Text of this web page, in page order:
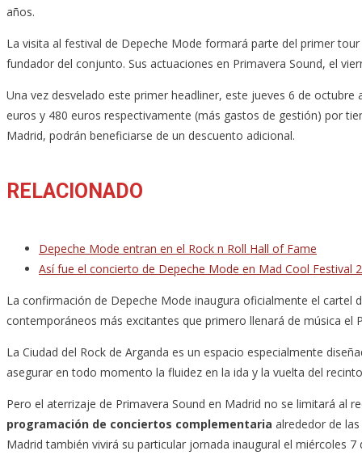
años.
La visita al festival de Depeche Mode formará parte del primer
fundador del conjunto. Sus actuaciones en Primavera Sound, el
Una vez desvelado este primer headliner, este jueves 6 de
euros y 480 euros respectivamente (más gastos de gestión) por
Madrid, podrán beneficiarse de un descuento adicional.
RELACIONADO
Depeche Mode entran en el Rock n Roll Hall of Fame
Así fue el concierto de Depeche Mode en Mad Cool Festival
La confirmación de Depeche Mode inaugura oficialmente el cartel
contemporáneos más excitantes que primero llenará de música el
La Ciudad del Rock de Arganda es un espacio especialmente
asegurar en todo momento la fluidez en la ida y la vuelta del
Pero el aterrizaje de Primavera Sound en Madrid no se limitará al
programación de conciertos complementaria alrededor de
Madrid también vivirá su particular jornada inaugural el miércoles